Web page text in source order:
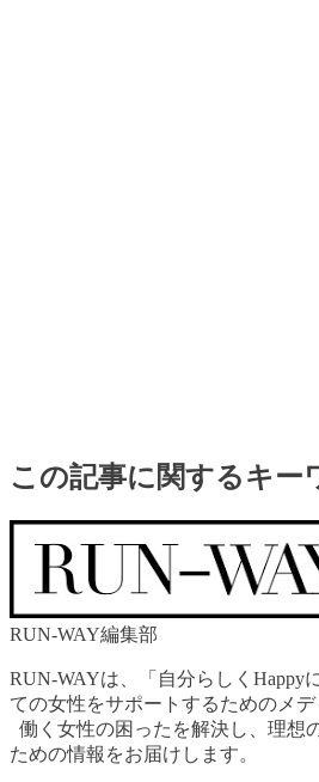
この記事に関するキー
RUN-WAY編集部
RUN-WAYは、「自分らしくHappy
ての女性をサポートするためのメデ
働く女性の困ったを解決し、理想
ための情報をお届けします。